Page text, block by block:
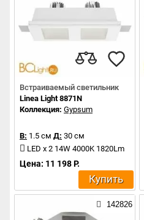
Встраиваемый светильник
Linea Light 8871N
Коллекция: Gypsum
В: 1.5 см Д: 30 см
LED x 2 14W 4000K 1820Lm
Цена: 11 198 Р.
Купить
142826